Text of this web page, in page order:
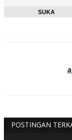
SUKA
POSTINGAN